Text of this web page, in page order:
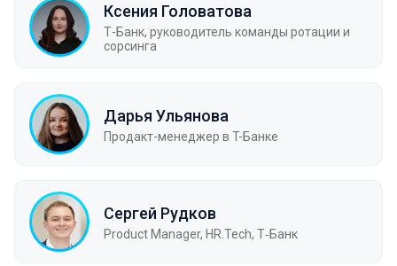
Ксения Головатова
Т-Банк, руководитель команды ротации и
сорсинга
Дарья Ульянова
Продакт-менеджер в T-Банке
Сергей Рудков
Product Manager, HR.Tech, Т‑Банк